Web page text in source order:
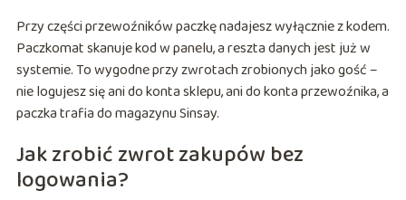
Przy części przewoźników paczkę nadajesz wyłącznie z kodem.
Paczkomat skanuje kod w panelu, a reszta danych jest już w
systemie. To wygodne przy zwrotach zrobionych jako gość –
nie logujesz się ani do konta sklepu, ani do konta przewoźnika, a
paczka trafia do magazynu Sinsay.
Jak zrobić zwrot zakupów bez
logowania?